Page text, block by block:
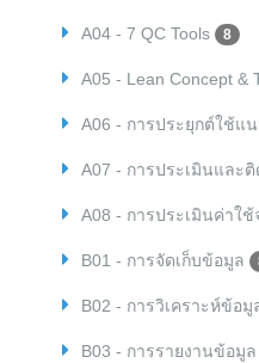
A04 - 7 QC Tools 8
A05 - Lean Concept &
A06 - การประยุกต์ใช้แ
A07 - การประเมินและ
A08 - การประเมินค่าใ
B01 - การจัดเก็บข้อมูล
B02 - การวิเคราะห์ข้อมู
B03 - การรายงานข้อมูล